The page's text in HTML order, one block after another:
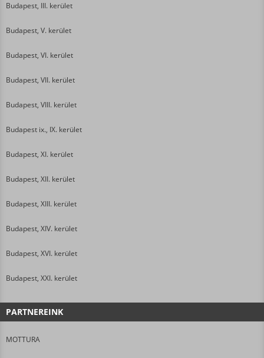
Budapest, III. kerület
Budapest, V. kerület
Budapest, VI. kerület
Budapest, VII. kerület
Budapest, VIII. kerület
Budapest ix., IX. kerület
Budapest, XI. kerület
Budapest, XII. kerület
Budapest, XIII. kerület
Budapest, XIV. kerület
Budapest, XVI. kerület
Budapest, XXI. kerület
PARTNEREINK
MOTTURA